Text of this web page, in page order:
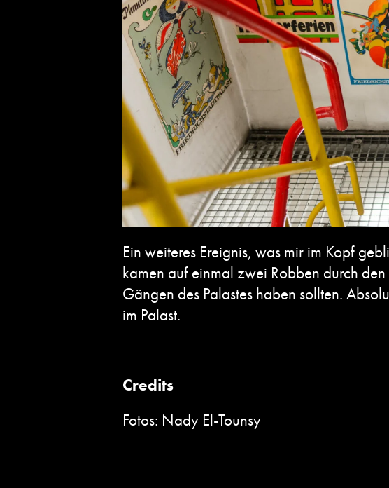
Ein weiteres Ereignis, was mir im Kopf
kamen auf einmal zwei Robben durch
Gängen des Palastes haben sollten.
im Palast.
Credits
Fotos: Nady El-Tounsy